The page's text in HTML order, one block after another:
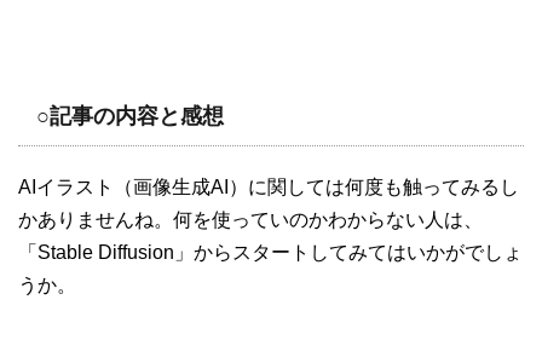
○記事の内容と感想
AIイラスト（画像生成AI）に関しては何度も触ってみるし
かありませんね。何を使っていのかわからない人は、
「Stable Diffusion」からスタートしてみてはいかがでしょ
うか。